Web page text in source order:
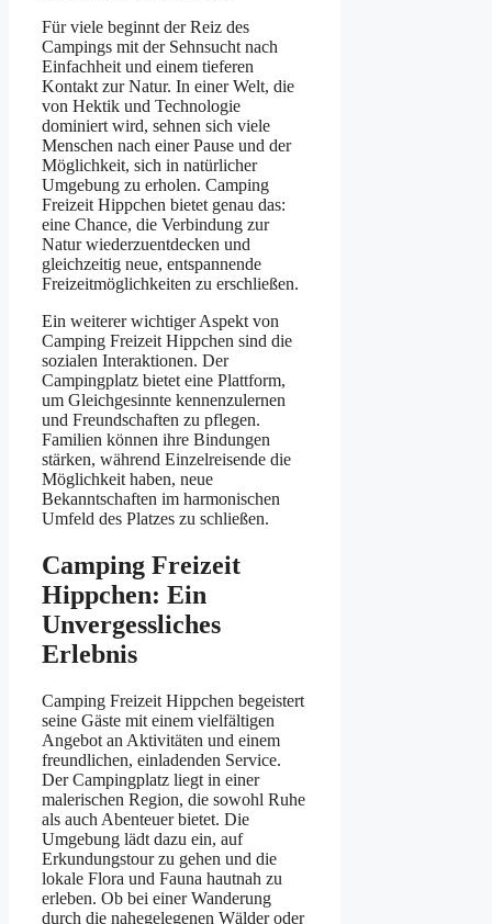
Für viele beginnt der Reiz des
Campings mit der Sehnsucht nach
Einfachheit und einem tieferen
Kontakt zur Natur. In einer Welt, die
von Hektik und Technologie
dominiert wird, sehnen sich viele
Menschen nach einer Pause und der
Möglichkeit, sich in natürlicher
Umgebung zu erholen. Camping
Freizeit Hippchen bietet genau das:
eine Chance, die Verbindung zur
Natur wiederzuentdecken und
gleichzeitig neue, entspannende
Freizeitmöglichkeiten zu erschließen.
Ein weiterer wichtiger Aspekt von
Camping Freizeit Hippchen sind die
sozialen Interaktionen. Der
Campingplatz bietet eine Plattform,
um Gleichgesinnte kennenzulernen
und Freundschaften zu pflegen.
Familien können ihre Bindungen
stärken, während Einzelreisende die
Möglichkeit haben, neue
Bekanntschaften im harmonischen
Umfeld des Platzes zu schließen.
Camping Freizeit
Hippchen: Ein
Unvergessliches
Erlebnis
Camping Freizeit Hippchen begeistert
seine Gäste mit einem vielfältigen
Angebot an Aktivitäten und einem
freundlichen, einladenden Service.
Der Campingplatz liegt in einer
malerischen Region, die sowohl Ruhe
als auch Abenteuer bietet. Die
Umgebung lädt dazu ein, auf
Erkundungstour zu gehen und die
lokale Flora und Fauna hautnah zu
erleben. Ob bei einer Wanderung
durch die nahegelegenen Wälder oder